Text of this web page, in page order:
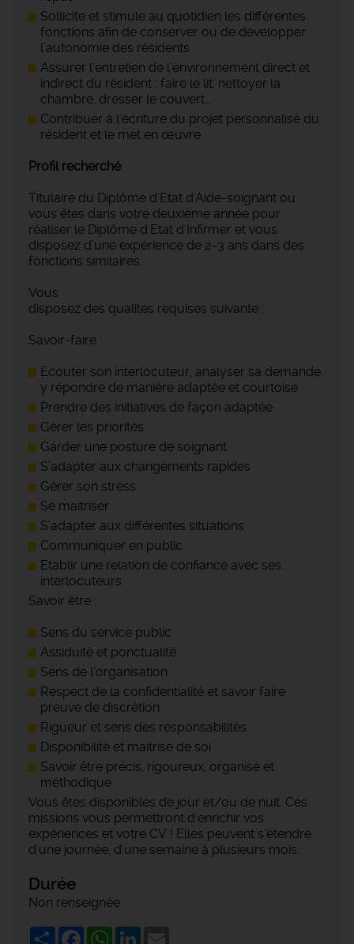
Sollicite et stimule au quotidien les différentes
fonctions afin de conserver ou de développer
l’autonomie des résidents
Assurer l’entretien de l’environnement direct et
indirect du résident : faire le lit, nettoyer la
chambre, dresser le couvert…
Contribuer à l'écriture du projet personnalisé du
résident et le met en œuvre
Profil recherché
Titulaire du Diplôme d’Etat d'Aide-soignant ou
vous êtes dans votre deuxième année pour
réaliser le Diplôme d'Etat d'Infirmer et vous
disposez d’une expérience de 2-3 ans dans des
fonctions similaires.
Vous
disposez des qualités requises suivante :
Savoir-faire :
Ecouter son interlocuteur, analyser sa demande,
y répondre de manière adaptée et courtoise
Prendre des initiatives de façon adaptée
Gérer les priorités
Garder une posture de soignant
S’adapter aux changements rapides
Gérer son stress
Se maitriser
S’adapter aux différentes situations
Communiquer en public
Etablir une relation de confiance avec ses
interlocuteurs
Savoir être :
Sens du service public
Assiduité et ponctualité
Sens de l’organisation
Respect de la confidentialité et savoir faire
preuve de discrétion
Rigueur et sens des responsabilités
Disponibilité et maitrise de soi
Savoir être précis, rigoureux, organisé et
méthodique
Vous êtes disponibles de jour et/ou de nuit. Ces
missions vous permettront d'enrichir vos
expériences et votre CV ! Elles peuvent s'étendre
d'une journée, d'une semaine à plusieurs mois.
Durée
Non renseignée
ShareFacebookWhatsApp
LinkedIn